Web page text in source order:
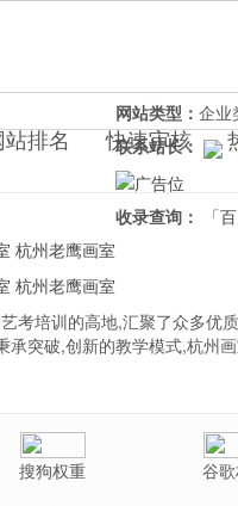
站排名 快速审核
网站类型： 企业
联系站长：
收录查询：
「
杭州老鹰画室
杭州老鹰画室
考培训的高地,汇聚了众多优
承突破,创新的教学模式,杭州
搜狗权重 谷